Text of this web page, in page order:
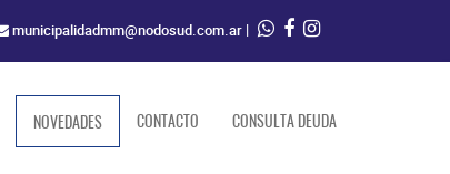
municipalidadmm@nodosud.com.ar |
NOVEDADES(current)CONTACTO CONSULTA DEUDA